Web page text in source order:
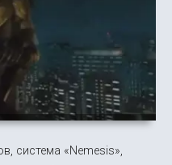
система «Nemesis»,